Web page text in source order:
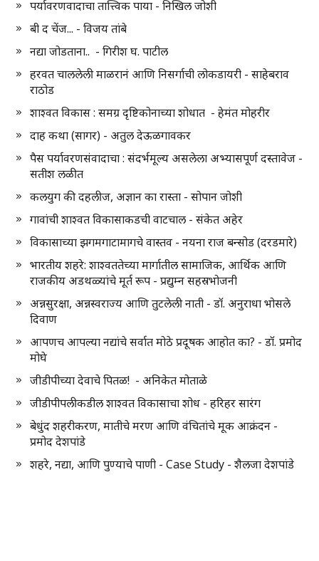
पर्यावरणवादाचा तात्त्विक पाया - निखिल जोशी
बी द चेंज... - विजय तांबे
नद्या जोडताना.. - गिरीश घ. पाटील
हरवत चाललेली माळरानं आणि निसर्गाची लोकडायरी - साहेबराव
राठोड
शाश्वत विकास : समग्र दृष्टिकोनाच्या शोधात - हेमंत मोहरीर
दाह कथा (सागर) - अतुल देऊळगावकर
पैस पर्यावरणसंवादाचा : संदर्भमूल्य असलेला अभ्यासपूर्ण दस्तावेज -
सतीश लळीत
कलयुग की दहलीज, अज्ञान का रास्ता - सोपान जोशी
गावांची शाश्वत विकासाकडची वाटचाल - संकेत अहेर
विकासाच्या झगमगाटामागचे वास्तव - नयना राज बन्सोड (दरडमारे)
भारतीय शहरे: शाश्वततेच्या मार्गातील सामाजिक, आर्थिक आणि
राजकीय अडथळ्यांचे मूर्त रूप - प्रद्युम्न सहस्रभोजनी
अन्नसुरक्षा, अन्नस्वराज्य आणि तुटलेली नाती - डॉ. अनुराधा भोसले
दिवाण
आपणच आपल्या नद्यांचे सर्वात मोठे प्रदूषक आहोत का? - डॉ. प्रमोद
मोघे
जीडीपीच्या देवाचे पितळ! - अनिकेत मोताळे
जीडीपीपलीकडील शाश्वत विकासाचा शोध - हरिहर सारंग
बेधुंद शहरीकरण, मातीचे मरण आणि वंचितांचे मूक आक्रंदन -
प्रमोद देशपांडे
शहरे, नद्या, आणि पुण्याचे पाणी - Case Study - शैलजा देशपांडे